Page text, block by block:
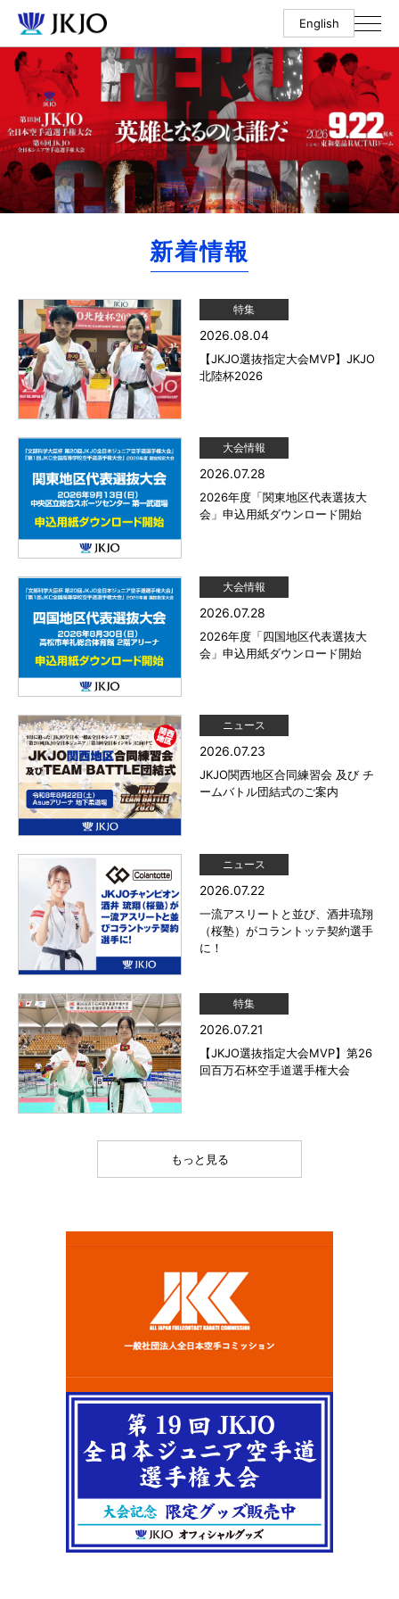
English
新着情報
特集
2026.08.04
【JKJO選抜指定大会MVP】JKJO
北陸杯2026
大会情報
2026.07.28
2026年度「関東地区代表選抜大
会」申込用紙ダウンロード開始
大会情報
2026.07.28
2026年度「四国地区代表選抜大
会」申込用紙ダウンロード開始
ニュース
2026.07.23
JKJO関西地区合同練習会 及び チ
ームバトル団結式のご案内
ニュース
2026.07.22
一流アスリートと並び、酒井琉翔
（桜塾）がコラントッテ契約選手
に！
特集
2026.07.21
【JKJO選抜指定大会MVP】第26
回百万石杯空手道選手権大会
もっと見る